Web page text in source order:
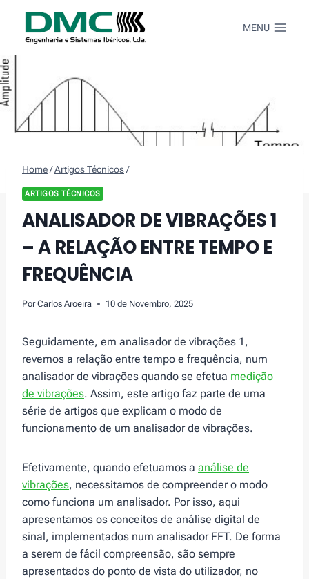
content
MENU
Home/Artigos Técnicos/
ARTIGOS TÉCNICOS
ANALISADOR DE VIBRAÇÕES 1
– A RELAÇÃO ENTRE TEMPO E
FREQUÊNCIA
Por Carlos Aroeira 10 de Novembro, 2025
Seguidamente, em analisador de vibrações 1,
revemos a relação entre tempo e frequência, num
analisador de vibrações quando se efetua medição
de vibrações. Assim, este artigo faz parte de uma
série de artigos que explicam o modo de
funcionamento de um analisador de vibrações.
Efetivamente, quando efetuamos a análise de
vibrações, necessitamos de compreender o modo
como funciona um analisador. Por isso, aqui
apresentamos os conceitos de análise digital de
sinal, implementados num analisador FFT. De forma
a serem de fácil compreensão, são sempre
apresentados do ponto de vista do utilizador, no